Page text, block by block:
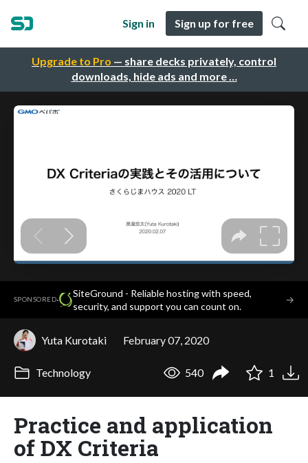
Upgrade to Pro — share decks privately, control
downloads, hide ads and more …
Sign in Sign up for free
SPONSORED·
SiteGround - Reliable hosting with speed,
security, and support you can count on.
→
Yuta Kurotaki February 07, 2020
Technology 540 1
Practice and application
of DX Criteria